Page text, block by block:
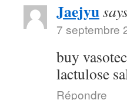
Jaejyu
7 septembre
buy
lactulose
Répondre